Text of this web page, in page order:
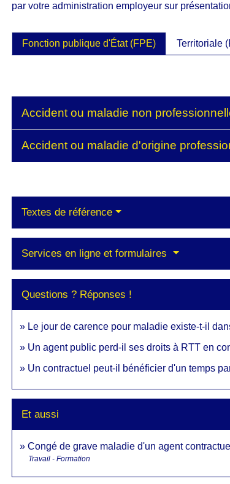
par votre administration employeur sur
Fonction publique d'État (FPE) Territoriale
Accident ou maladie non
Accident ou maladie d'origine
Textes de référence
Services en ligne et formulaires
Questions ? Réponses !
Le jour de carence pour maladie existe-t-il
Un agent public perd-il ses droits à RTT en
Un contractuel peut-il bénéficier d'un temps
Et aussi
Congé de grave maladie d'un agent
Travail - Formation